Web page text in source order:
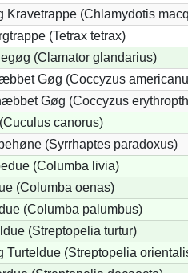
Kravetrappe (Chlamydotis
(Tetrax tetrax)
(Clamator glandarius)
Gøg (Coccyzus
Gøg (Coccyzus
canorus)
(Syrrhaptes paradoxus)
(Columba livia)
(Columba oenas)
(Columba palumbus)
(Streptopelia turtur)
Turteldue (Streptopelia